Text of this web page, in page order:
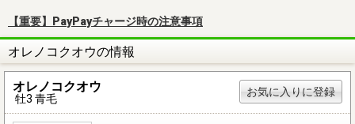
【重要】PayPayチャージ時の注意事項
オレノコクオウの情報
オレノコクオウ
牡3 青毛
お気に入りに登録